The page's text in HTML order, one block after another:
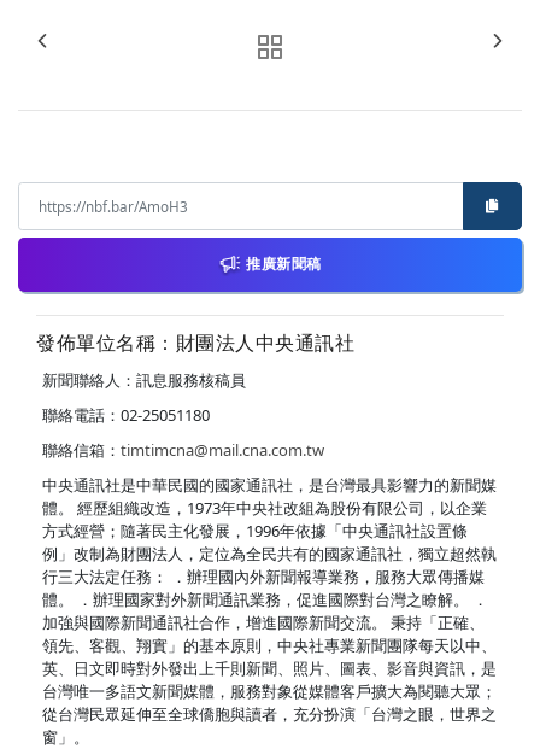
推廣新聞稿
發佈單位名稱：財團法人中央通訊社
新聞聯絡人：訊息服務核稿員
聯絡電話：02-25051180
聯絡信箱： timtimcna@mail.cna.com.tw
中央通訊社是中華民國的國家通訊社，是台灣最具影響力的新聞媒
體。 經歷組織改造，1973年中央社改組為股份有限公司，以企業
方式經營；隨著民主化發展，1996年依據「中央通訊社設置條
例」改制為財團法人，定位為全民共有的國家通訊社，獨立超然執
行三大法定任務： ．辦理國內外新聞報導業務，服務大眾傳播媒
體。 ．辦理國家對外新聞通訊業務，促進國際對台灣之瞭解。 ．
加強與國際新聞通訊社合作，增進國際新聞交流。 秉持「正確、
領先、客觀、翔實」的基本原則，中央社專業新聞團隊每天以中、
英、日文即時對外發出上千則新聞、照片、圖表、影音與資訊，是
台灣唯一多語文新聞媒體，服務對象從媒體客戶擴大為閱聽大眾；
從台灣民眾延伸至全球僑胞與讀者，充分扮演「台灣之眼，世界之
窗」。